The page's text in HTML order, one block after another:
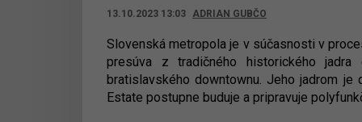
13.10.2023 13:03 ADRIAN GUBČO
Slovenská metropola je v súčasnosti v
presúva z tradičného historického
bratislavského downtownu. Jeho jadrom
Estate postupne buduje a pripravuje